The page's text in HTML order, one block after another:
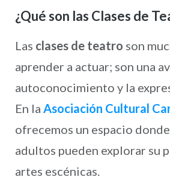
¿Qué son las Clases de
Las clases de teatro son
aprender a actuar; son una
autoconocimiento y la
En la Asociación Cultural
ofrecemos un espacio
adultos pueden explorar su
artes escénicas.